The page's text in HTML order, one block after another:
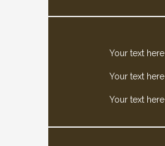
Your text here
Your text here
Your text here